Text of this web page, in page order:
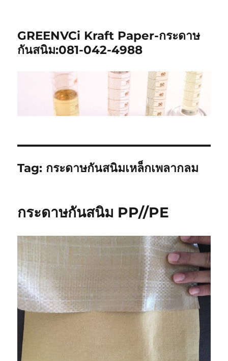
GREENVCi Kraft Paper-กระดาษ
กันสนิม:081-042-4988
Tag: กระดาษกันสนิมเหล็กเพลากลม
กระดาษกันสนิม PP//PE